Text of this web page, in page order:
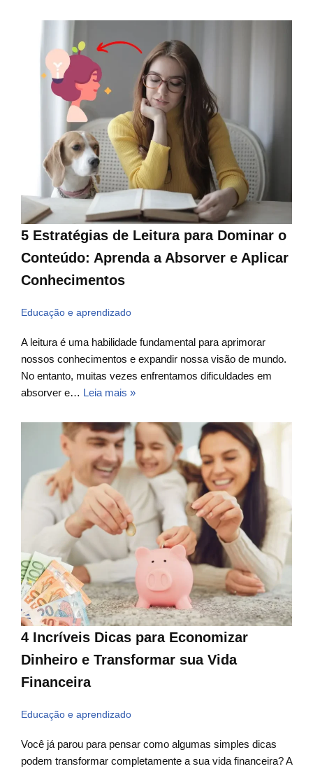
5 Estratégias de Leitura para Dominar o
Conteúdo: Aprenda a Absorver e Aplicar
Conhecimentos
Educação e aprendizado
A leitura é uma habilidade fundamental para aprimorar
nossos conhecimentos e expandir nossa visão de mundo.
No entanto, muitas vezes enfrentamos dificuldades em
absorver e… Leia mais »
4 Incríveis Dicas para Economizar
Dinheiro e Transformar sua Vida
Financeira
Educação e aprendizado
Você já parou para pensar como algumas simples dicas
podem transformar completamente a sua vida financeira? A